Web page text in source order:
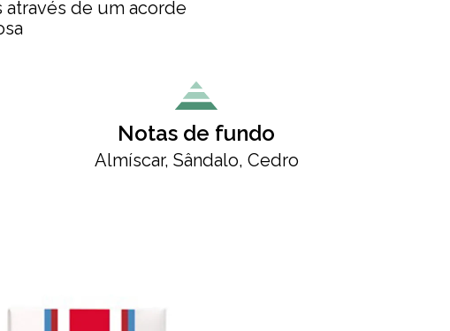
de um acorde
Notas de fundo
Almíscar, Sândalo, Cedro